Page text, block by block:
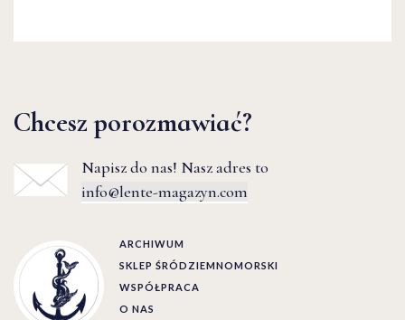
Chcesz porozmawiać?
Napisz do nas! Nasz adres to
info@lente-magazyn.com
ARCHIWUM
SKLEP ŚRÓDZIEMNOMORSKI
WSPÓŁPRACA
O NAS